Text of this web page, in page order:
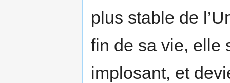
plus stable de
fin de sa vie, elle
implosant, et